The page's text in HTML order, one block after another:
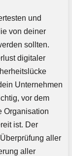
und
von deiner
sollten.
digitaler
Unternehmen
vor dem
Organisation
ist. Der
aller
aller